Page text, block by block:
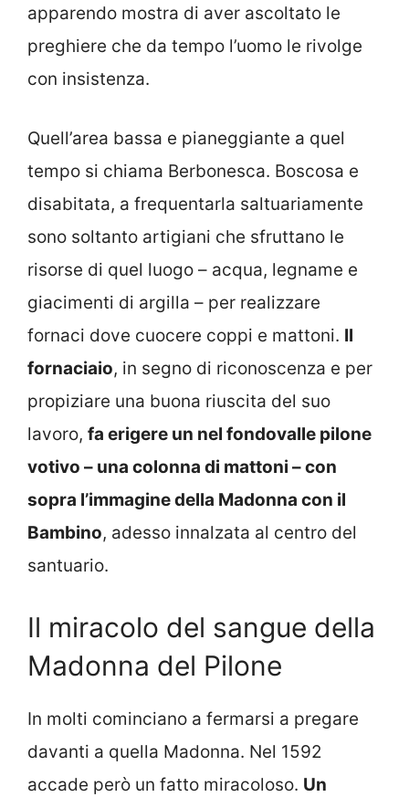
apparendo mostra di aver ascoltato le
preghiere che da tempo l’uomo le rivolge
con insistenza.
Quell’area bassa e pianeggiante a quel
tempo si chiama Berbonesca. Boscosa e
disabitata, a frequentarla saltuariamente
sono soltanto artigiani che sfruttano le
risorse di quel luogo – acqua, legname e
giacimenti di argilla – per realizzare
fornaci dove cuocere coppi e mattoni. Il
fornaciaio, in segno di riconoscenza e per
propiziare una buona riuscita del suo
lavoro, fa erigere un nel fondovalle pilone
votivo – una colonna di mattoni – con
sopra l’immagine della Madonna con il
Bambino, adesso innalzata al centro del
santuario.
Il miracolo del sangue della
Madonna del Pilone
In molti cominciano a fermarsi a pregare
davanti a quella Madonna. Nel 1592
accade però un fatto miracoloso. Un